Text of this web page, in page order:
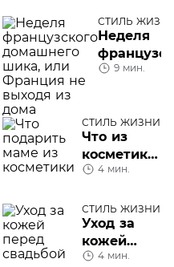
СТИЛЬ
Неделя
шика, или
дома
9 мин.
СТИЛЬ ЖИЗНИ
Что из
косметики
подарить
4 мин.
СТИЛЬ ЖИЗНИ
Уход за
кожей
перед
4 мин.